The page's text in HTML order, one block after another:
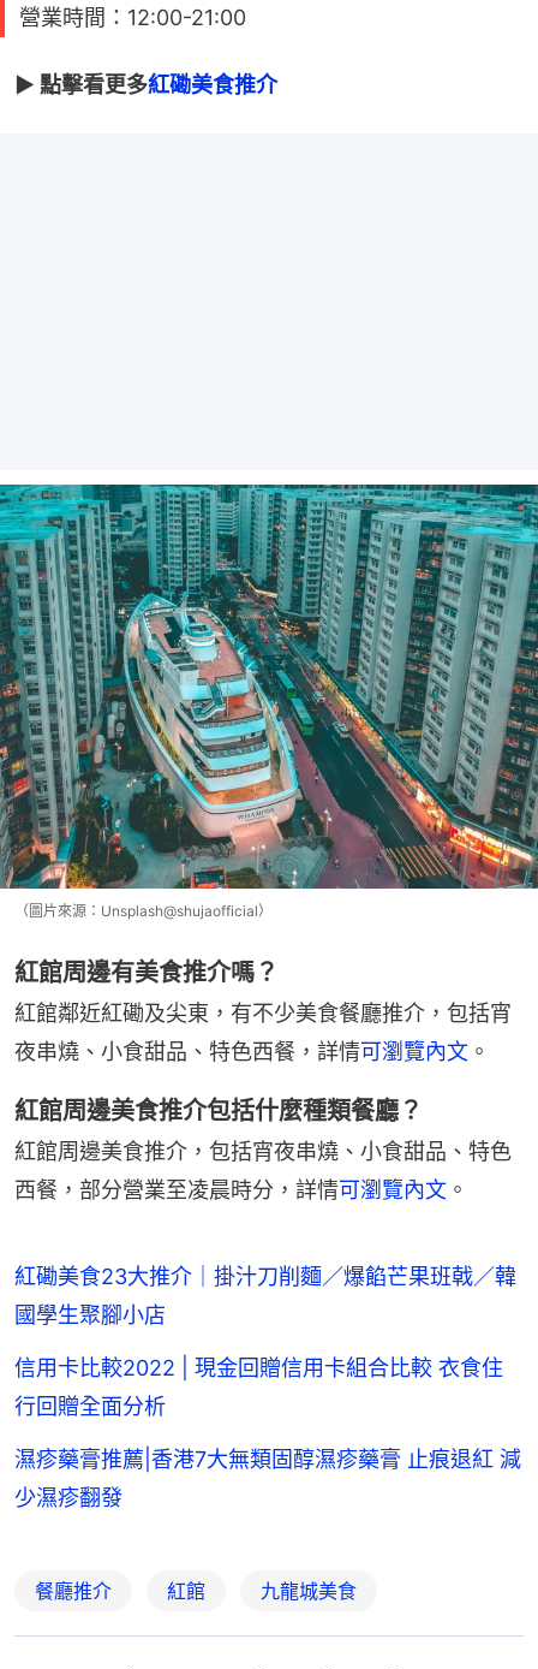
營業時間：12:00-21:00
► 點擊看更多紅磡美食推介
（圖片來源：Unsplash@shujaofficial）
紅館周邊有美食推介嗎？
紅館鄰近紅磡及尖東，有不少美食餐廳推介，包括宵
夜串燒、小食甜品、特色西餐，詳情可瀏覽內文 。
紅館周邊美食推介包括什麼種類餐廳？
紅館周邊美食推介，包括宵夜串燒、小食甜品、特色
西餐，部分營業至凌晨時分，詳情可瀏覽內文 。
紅磡美食23大推介｜掛汁刀削麵／爆餡芒果班戟／韓
國學生聚腳小店
信用卡比較2022 | 現金回贈信用卡組合比較 衣食住
行回贈全面分析
濕疹藥膏推薦|香港7大無類固醇濕疹藥膏 止痕退紅 減
少濕疹翻發
餐廳推介 紅館 九龍城美食